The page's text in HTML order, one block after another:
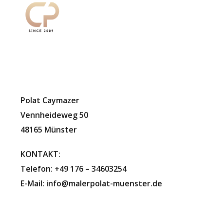
Polat Caymazer
Vennheideweg 50
48165 Münster
KONTAKT:
Telefon: +49 176 – 34603254
E-Mail: info@malerpolat-muenster.de